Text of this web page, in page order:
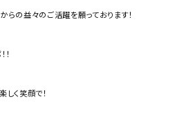
らの益々のご活躍を願っております！
！
しく笑顔で！